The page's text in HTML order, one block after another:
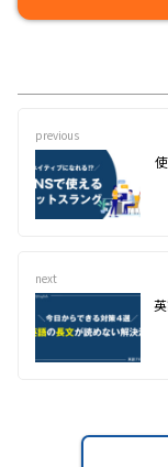
previous
next